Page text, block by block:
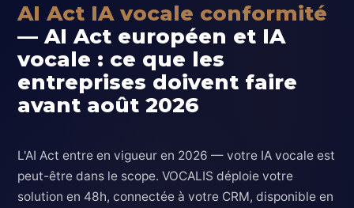
AI Act IA vocale conformité
— AI Act européen et IA
vocale : ce que les
entreprises doivent faire
avant août 2026
L'AI Act entre en vigueur en 2026 — votre IA vocale est
peut-être dans le scope. VOCALIS déploie votre
solution en 48h, connectée à votre CRM, disponible en